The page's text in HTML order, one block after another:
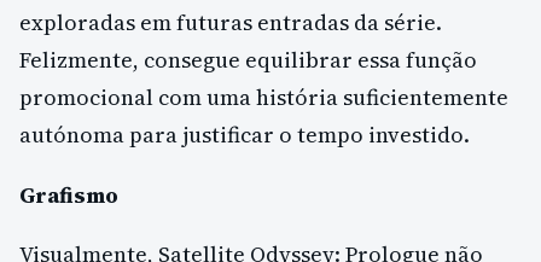
exploradas em futuras entradas da série.
Felizmente, consegue equilibrar essa função
promocional com uma história suficientemente
autónoma para justificar o tempo investido.
Grafismo
Visualmente, Satellite Odyssey: Prologue não